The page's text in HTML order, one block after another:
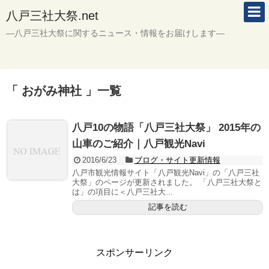
八戸三社大祭.net
―八戸三社大祭に関するニュース・情報をお届けします―
「 おがみ神社 」一覧
八戸10の物語「八戸三社大祭」 2015年の
山車のご紹介｜八戸観光Navi
2016/6/23
ブログ・サイト更新情報
八戸市観光情報サイト「八戸観光Navi」の「八戸三社
大祭」のページが更新されました。 「八戸三社大祭と
は」の項目に＜八戸三社大...
記事を読む
スポンサーリンク